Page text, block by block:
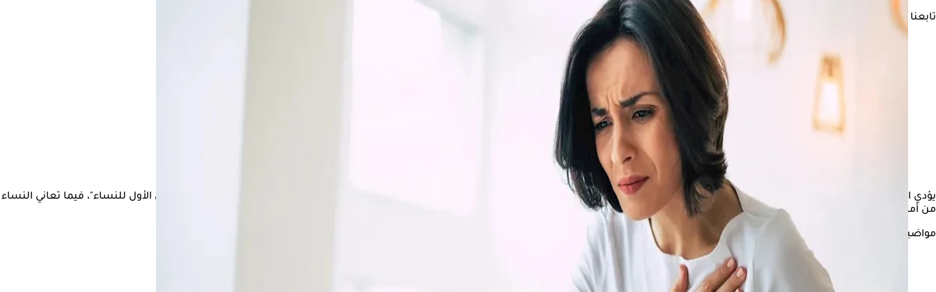
تابعنا على
يؤدي التشخيص غير الكافي والعلاج غير الكافي لأمراضالقلب
إلى موت كثير من النساء، إذ توجد تفاوتات بين الجنسين في الرعاية اليومية للمرضى، على الرغم من كونها "القاتل الأول للنساء"، فيما تعاني النساء
من أمراض القلب بشكل مختلف عن الرجال، فما هي الأعراض التي يجب أن ينتبهن إليها؟
مواضيع ذات صلة